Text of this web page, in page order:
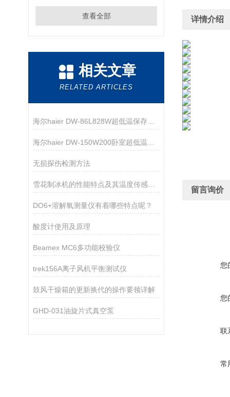
查看全部
相关文章
RELATED ARTICLES
无损探伤检测方法
雪花制冰机的性能特点及其温度传感器的作用
DO6+溶解氧测量仪有着哪些特点呢？
酸度计使用及原理
Beamex MC6多功能校验仪
trek156A离子风机平衡测试仪
鼓风干燥箱的更新换代的操作要领详解
GHD-031油旋片式真空泵
详情介绍
留言询价
您
您
联
常